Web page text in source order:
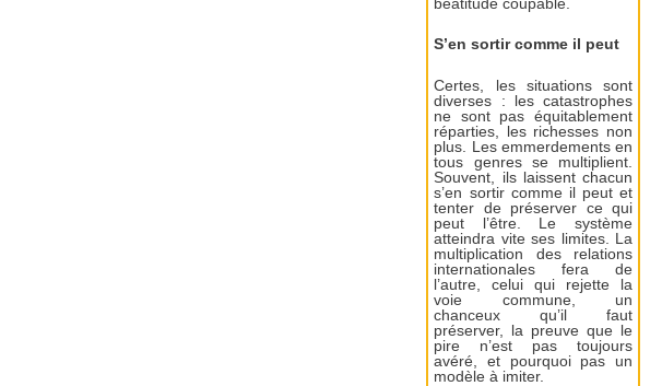
béatitude coupable.
S’en sortir comme il peut
Certes, les situations sont
diverses : les catastrophes
ne sont pas équitablement
réparties, les richesses non
plus. Les emmerdements en
tous genres se multiplient.
Souvent, ils laissent chacun
s’en sortir comme il peut et
tenter de préserver ce qui
peut l’être. Le système
atteindra vite ses limites. La
multiplication des relations
internationales fera de
l’autre, celui qui rejette la
voie commune, un
chanceux qu’il faut
préserver, la preuve que le
pire n’est pas toujours
avéré, et pourquoi pas un
modèle à imiter.